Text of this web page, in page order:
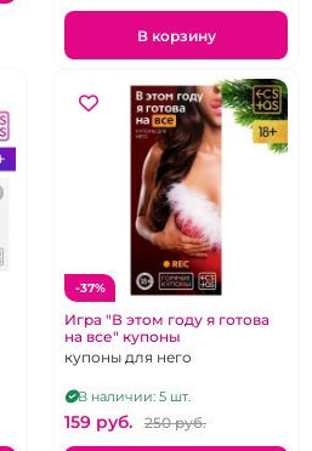
В корзину
-37%
Игра "В этом году я готова
на все" купоны
купоны для него
В наличии: 5 шт.
159 pуб. 250 pуб.